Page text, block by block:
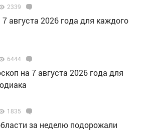
2339
августа 2026 года для каждого
6444
на 7 августа 2026 года для
1835
за неделю подорожали